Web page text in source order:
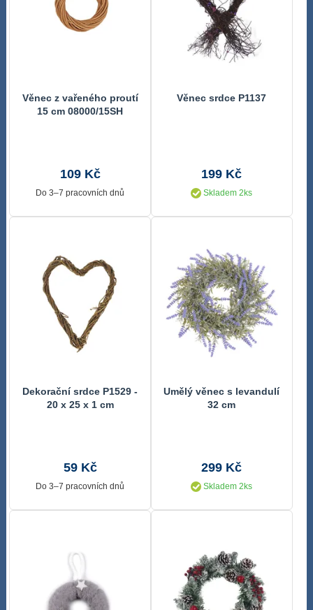
Věnec z vařeného proutí
15 cm 08000/15SH
109 Kč
Do 3–7 pracovních dnů
Věnec srdce P1137
199 Kč
Skladem 2ks
Dekorační srdce P1529 -
20 x 25 x 1 cm
59 Kč
Do 3–7 pracovních dnů
Umělý věnec s levandulí
32 cm
299 Kč
Skladem 2ks